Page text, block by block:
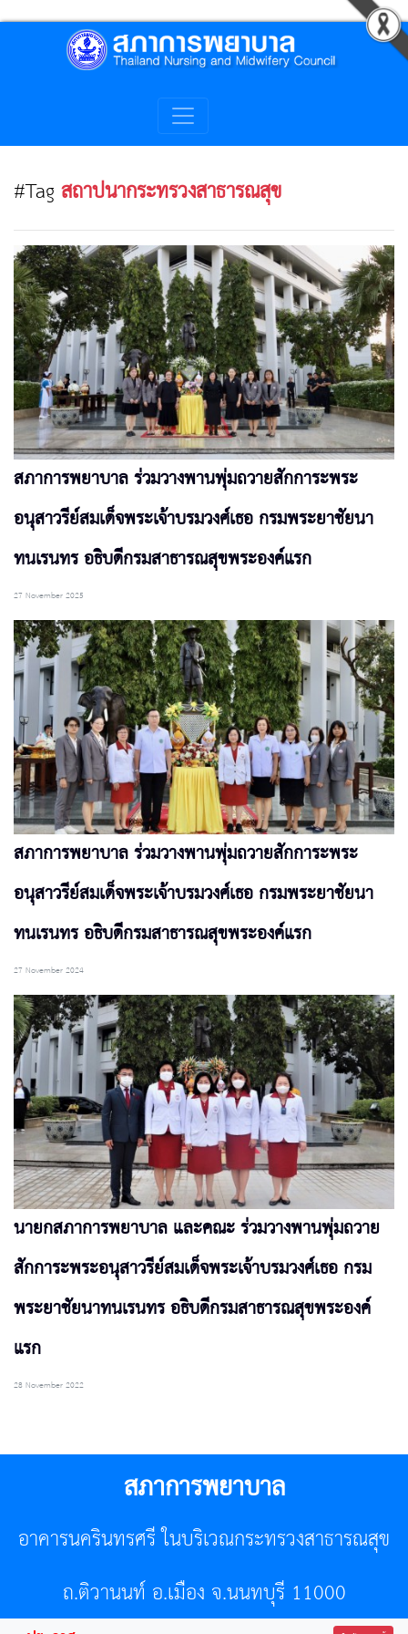
#Tagสถาปนากระทรวงสาธารณสุข
สภาการพยาบาล ร่วมวางพานพุ่มถวายสักการะพระ
อนุสาวรีย์สมเด็จพระเจ้าบรมวงศ์เธอ กรมพระยาชัยนา
ทนเรนทร อธิบดีกรมสาธารณสุขพระองค์แรก
27 November 2025
สภาการพยาบาล ร่วมวางพานพุ่มถวายสักการะพระ
อนุสาวรีย์สมเด็จพระเจ้าบรมวงศ์เธอ กรมพระยาชัยนา
ทนเรนทร อธิบดีกรมสาธารณสุขพระองค์แรก
27 November 2024
นายกสภาการพยาบาล และคณะ ร่วมวางพานพุ่มถวาย
สักการะพระอนุสาวรีย์สมเด็จพระเจ้าบรมวงศ์เธอ กรม
พระยาชัยนาทนเรนทร อธิบดีกรมสาธารณสุขพระองค์
แรก
28 November 2022
สภาการพยาบาล
อาคารนครินทรศรี ในบริเวณกระทรวงสาธารณสุข
ถ.ติวานนท์ อ.เมือง จ.นนทบุรี 11000